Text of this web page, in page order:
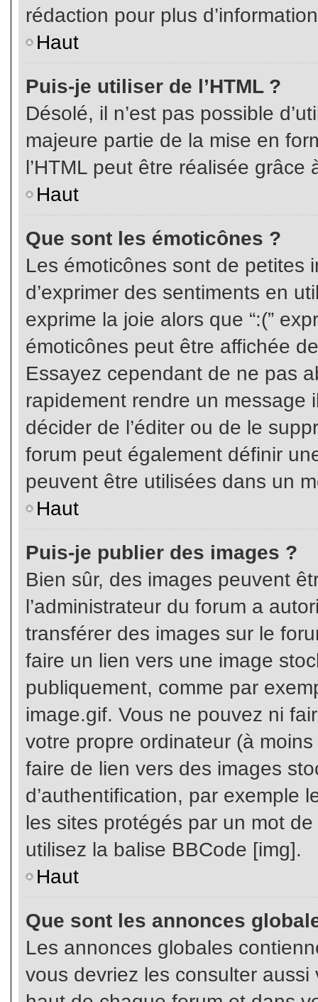
rédaction pour plus
Haut
Puis-je utiliser de l’HTML ?
Désolé, il n’est pas possible
majeure partie de la mise en
l’HTML peut être réalisée grâce
Haut
Que sont les émoticônes ?
Les émoticônes sont de petites
d’exprimer des sentiments en
exprime la joie alors que “:(”
émoticônes peut être affichée
Essayez cependant de ne pas
rapidement rendre un message
décider de l’éditer ou de le
forum peut également définir
peuvent être utilisées dans un
Haut
Puis-je publier des images ?
Bien sûr, des images peuvent
l’administrateur du forum a
transférer des images sur le
faire un lien vers une image
publiquement, comme par
image.gif. Vous ne pouvez ni
votre propre ordinateur (à
faire de lien vers des images
d’authentification, par exemple
les sites protégés par un mot
utilisez la balise BBCode [img].
Haut
Que sont les annonces
Les annonces globales
vous devriez les consulter